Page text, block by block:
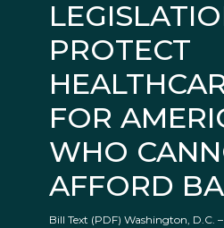
PROTECT
FOR
WHO
AFFORD
Bill Text (PDF) Washington, D.C.